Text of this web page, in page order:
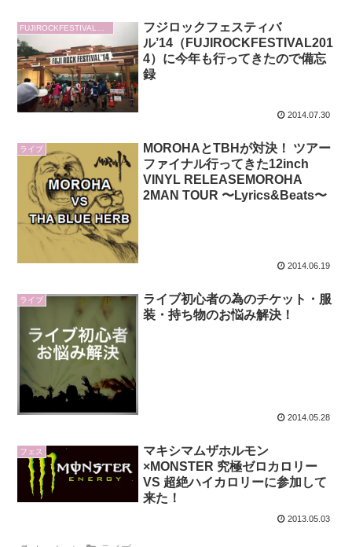
フジロックフェスティバ
ル’14（FUJIROCKFESTIVAL201
4）に今年も行ってきたので備忘
録
2014.07.30
ライブ
MOROHAとTBHが対決！ ツアー
ファイナル行ってきた12inch
VINYL RELEASEMOROHA
2MAN TOUR 〜Lyrics&Beats〜
2014.06.19
ライブ
ライブ初心者の為のチケット・服
装・持ち物のお悩み解決！
2014.05.28
フェス
マキシマムザホルモン
×MONSTER 究極ゼロカロリー
VS 超絶ハイカロリーに参加して
来た！
2013.05.03